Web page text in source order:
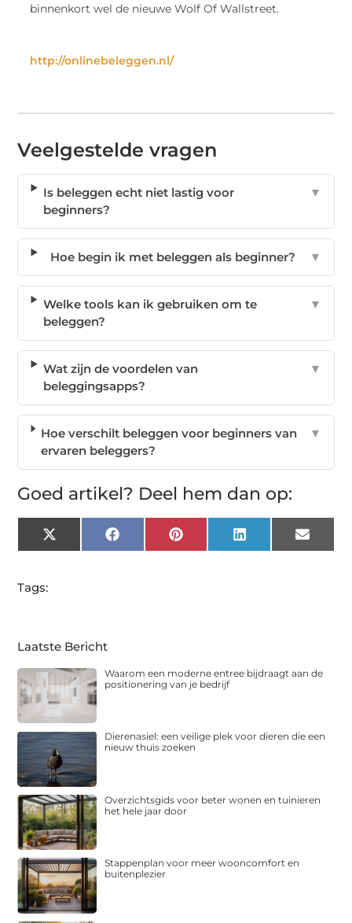
binnenkort wel de nieuwe Wolf Of Wallstreet.
http://onlinebeleggen.nl/
Veelgestelde vragen
Is beleggen echt niet lastig voor
beginners?
▼
Hoe begin ik met beleggen als beginner? ▼
Welke tools kan ik gebruiken om te
beleggen?
▼
Wat zijn de voordelen van
beleggingsapps?
▼
Hoe verschilt beleggen voor beginners van
ervaren beleggers?
▼
Goed artikel? Deel hem dan op:
X
(Twitter)
FacebookPinterest LinkedIn Email
Tags:
Laatste Bericht
Waarom een moderne entree bijdraagt aan de
positionering van je bedrijf
Dierenasiel: een veilige plek voor dieren die een
nieuw thuis zoeken
Overzichtsgids voor beter wonen en tuinieren
het hele jaar door
Stappenplan voor meer wooncomfort en
buitenplezier